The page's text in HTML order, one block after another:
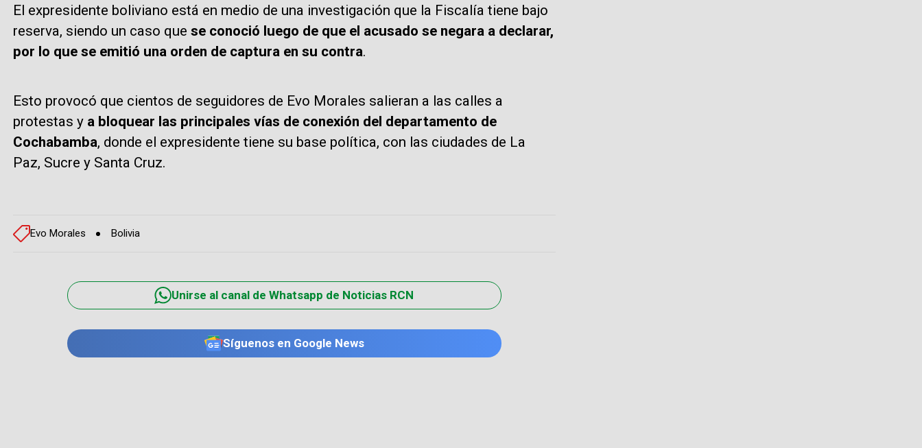
El expresidente boliviano está en medio de una investigación que la Fiscalía tiene bajo
reserva, siendo un caso que se conoció luego de que el acusado se negara a declarar,
por lo que se emitió una orden de captura en su contra.
Esto provocó que cientos de seguidores de Evo Morales salieran a las calles a
protestas y a bloquear las principales vías de conexión del departamento de
Cochabamba, donde el expresidente tiene su base política, con las ciudades de La
Paz, Sucre y Santa Cruz.
Evo Morales Bolivia
Unirse al canal de Whatsapp de Noticias RCN
Síguenos en Google News